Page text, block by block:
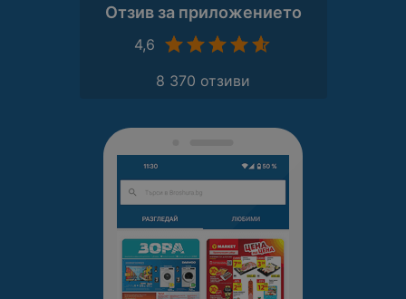
Отзив за приложението
4,6
8 370 отзиви